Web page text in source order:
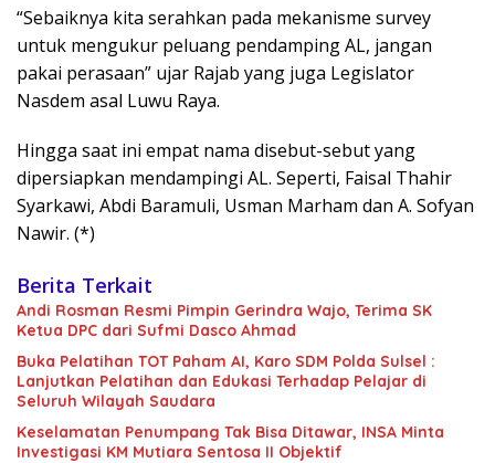
“Sebaiknya kita serahkan pada mekanisme survey
untuk mengukur peluang pendamping AL, jangan
pakai perasaan” ujar Rajab yang juga Legislator
Nasdem asal Luwu Raya.
Hingga saat ini empat nama disebut-sebut yang
dipersiapkan mendampingi AL. Seperti, Faisal Thahir
Syarkawi, Abdi Baramuli, Usman Marham dan A. Sofyan
Nawir. (*)
Berita Terkait
Andi Rosman Resmi Pimpin Gerindra Wajo, Terima SK
Ketua DPC dari Sufmi Dasco Ahmad
Buka Pelatihan TOT Paham AI, Karo SDM Polda Sulsel :
Lanjutkan Pelatihan dan Edukasi Terhadap Pelajar di
Seluruh Wilayah Saudara
Keselamatan Penumpang Tak Bisa Ditawar, INSA Minta
Investigasi KM Mutiara Sentosa II Objektif